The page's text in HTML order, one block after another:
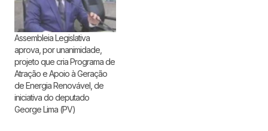
Assembleia Legislativa
aprova, por unanimidade,
projeto que cria Programa de
Atração e Apoio à Geração
de Energia Renovável, de
iniciativa do deputado
George Lima (PV)